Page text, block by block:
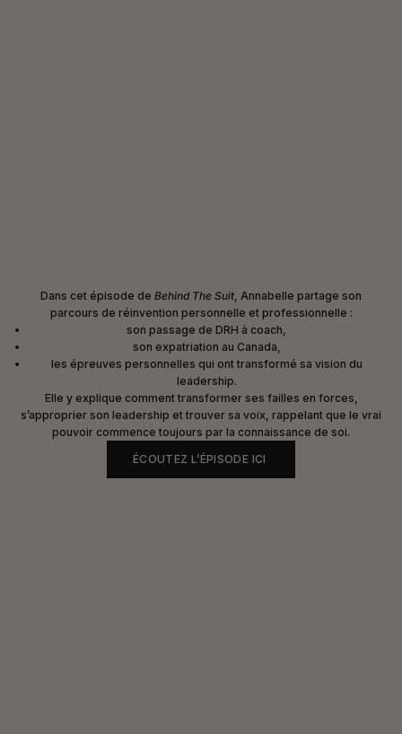
Dans cet épisode de Behind The Suit, Annabelle partage son
parcours de réinvention personnelle et professionnelle :
son passage de DRH à coach,
son expatriation au Canada,
les épreuves personnelles qui ont transformé sa vision du
leadership.
Elle y explique comment transformer ses failles en forces,
s’approprier son leadership et trouver sa voix, rappelant que le vrai
pouvoir commence toujours par la connaissance de soi.
ÉCOUTEZ L’ÉPISODE ICI